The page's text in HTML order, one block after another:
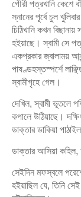
গৌরী পত্রখানি কেশে
স্নানের পূর্বে চুল
চিঠিখানি কখন
হইয়াছে। স্বামী সে
একপ্রকার জ্বালাময়
পাষণ্ডহস্তস্পর্শে
স্বামীগৃহে গেল।
দেখিল, স্বামী ভূতলে
কপালে উঠিয়াছে।
ডাক্তার ডাকিয়া
ডাক্তার আসিয়া
সেইদিন মফস্বলে
হইয়াছিল যে, তিনি